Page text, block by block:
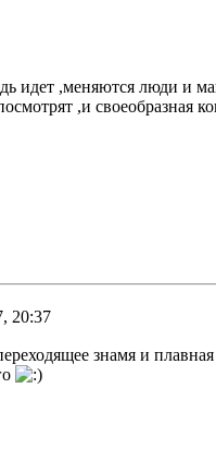
идет ,меняются люди и
,и своеобразная
20:37
знамя и